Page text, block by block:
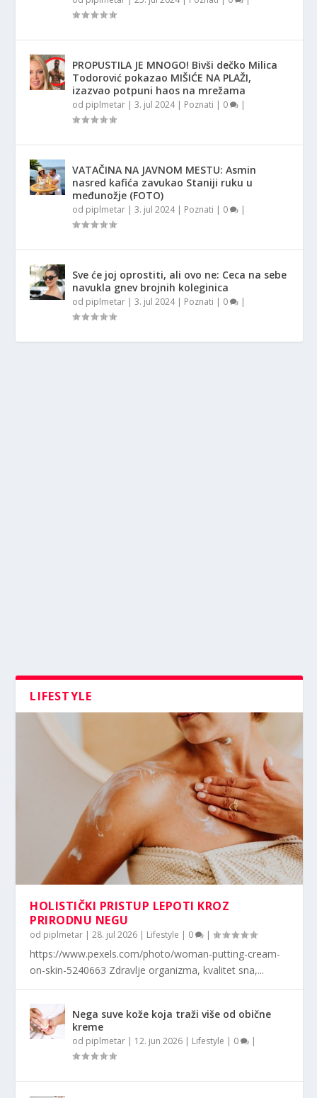
PROPUSTILA JE MNOGO! Bivši dečko Milica
Todorović pokazao MIŠIĆE NA PLAŽI,
izazvao potpuni haos na mrežama
od piplmetar |3. jul 2024| Poznati | 0 |
VATAČINA NA JAVNOM MESTU: Asmin
nasred kafića zavukao Staniji ruku u
međunožje (FOTO)
od piplmetar |3. jul 2024| Poznati | 0 |
Sve će joj oprostiti, ali ovo ne: Ceca na sebe
navukla gnev brojnih koleginica
od piplmetar |3. jul 2024| Poznati | 0 |
LIFESTYLE
HOLISTIČKI PRISTUP LEPOTI KROZ
PRIRODNU NEGU
od piplmetar |28. jul 2026 | Lifestyle | 0 |
https://www.pexels.com/photo/woman-putting-cream-
on-skin-5240663 Zdravlje organizma, kvalitet sna,...
Nega suve kože koja traži više od obične
kreme
od piplmetar | 12. jun 2026 | Lifestyle | 0 |